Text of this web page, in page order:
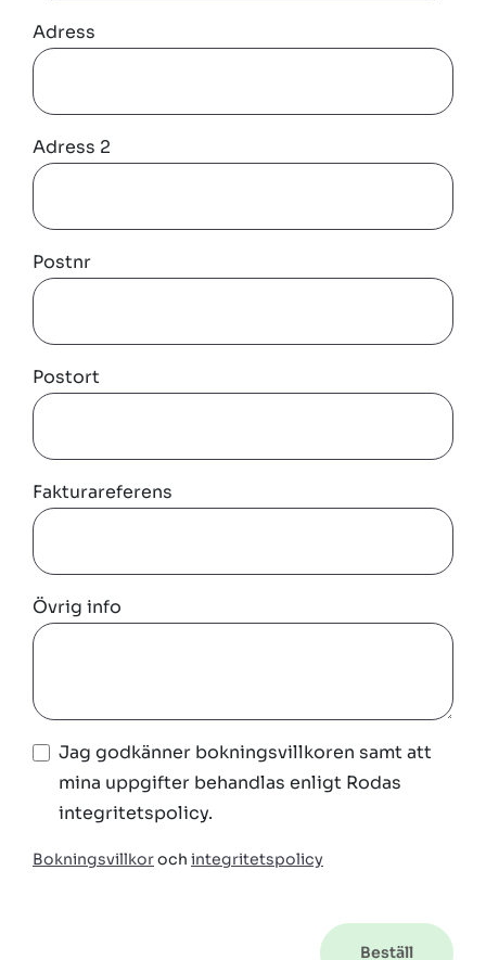
Adress
Adress 2
Postnr
Postort
Fakturareferens
Övrig info
Jag godkänner bokningsvillkoren samt att
mina uppgifter behandlas enligt Rodas
integritetspolicy.
Bokningsvillkoroch integritetspolicy